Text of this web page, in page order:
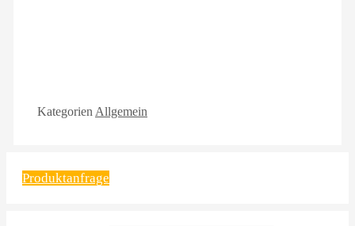
Kategorien Allgemein
Produktanfrage